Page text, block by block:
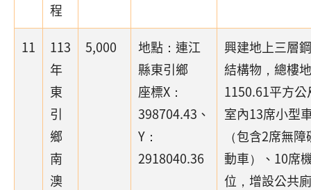
程
11
113
年
東
引
鄉
南
澳
5,000
地點：連江
縣東引鄉
座標X：
398704.43、
Y：
2918040.36
興建地上三層
結構物，總樓
1150.61平方
室內13席小型
（包含2席無
動車）、10席
位，增設公共